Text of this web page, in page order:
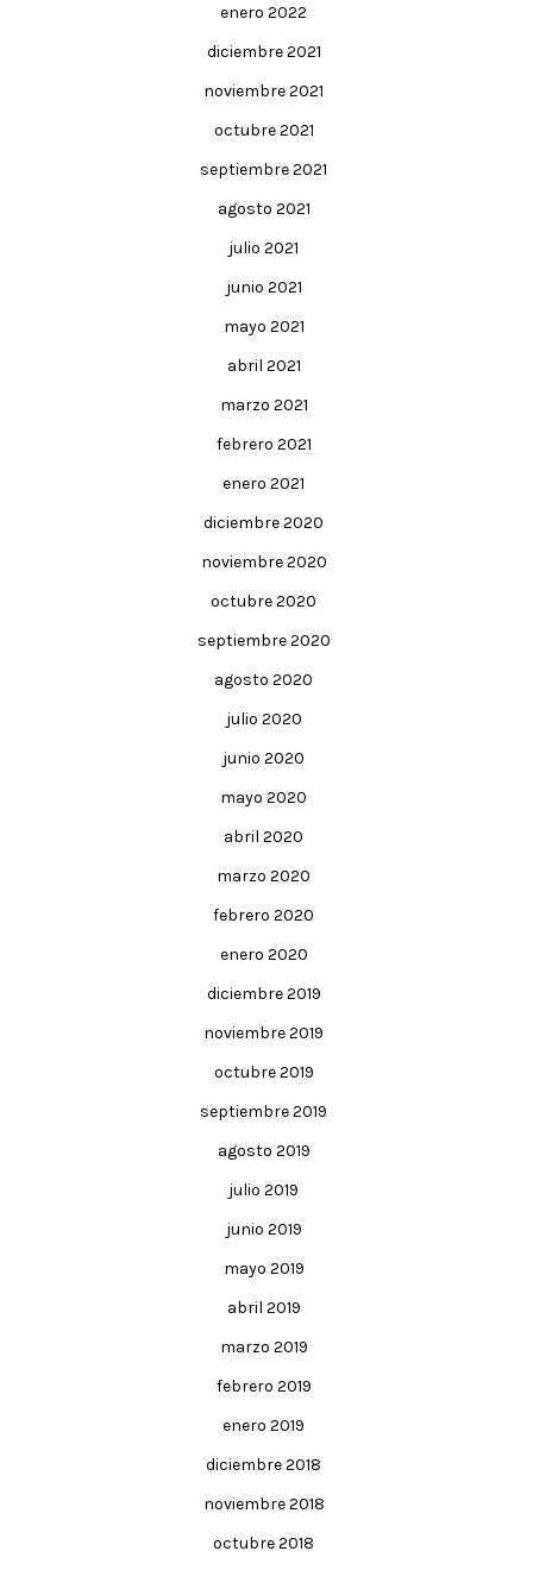
enero 2022
diciembre 2021
noviembre 2021
octubre 2021
septiembre 2021
agosto 2021
julio 2021
junio 2021
mayo 2021
abril 2021
marzo 2021
febrero 2021
enero 2021
diciembre 2020
noviembre 2020
octubre 2020
septiembre 2020
agosto 2020
julio 2020
junio 2020
mayo 2020
abril 2020
marzo 2020
febrero 2020
enero 2020
diciembre 2019
noviembre 2019
octubre 2019
septiembre 2019
agosto 2019
julio 2019
junio 2019
mayo 2019
abril 2019
marzo 2019
febrero 2019
enero 2019
diciembre 2018
noviembre 2018
octubre 2018